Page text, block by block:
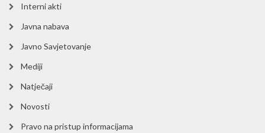
Interni akti
Javna nabava
Javno Savjetovanje
Mediji
Natječaji
Novosti
Pravo na pristup informacijama